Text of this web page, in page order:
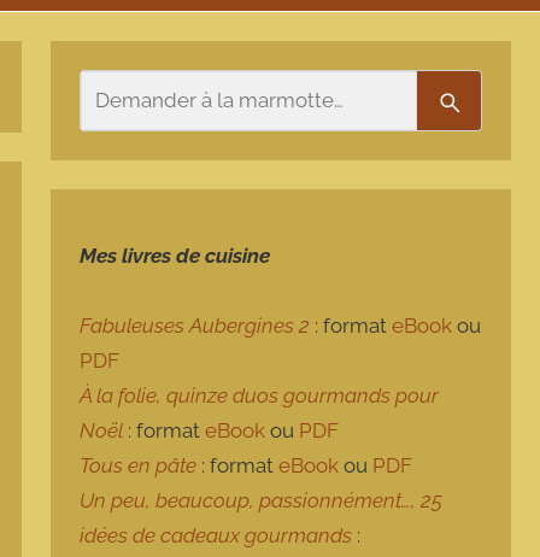
Mes livres de cuisine
Fabuleuses Aubergines 2 : formateBook ou
PDF
À la folie, quinze duos gourmands pour
Noël : formateBook ou PDF
Tous en pâte : formateBook ou PDF
Un peu, beaucoup, passionnément…, 25
idées de cadeaux gourmands :